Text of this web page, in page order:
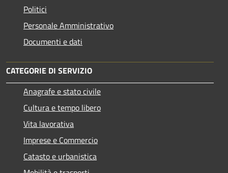
Politici
Personale Amministrativo
Documenti e dati
CATEGORIE DI SERVIZIO
Anagrafe e stato civile
Cultura e tempo libero
Vita lavorativa
Imprese e Commercio
Catasto e urbanistica